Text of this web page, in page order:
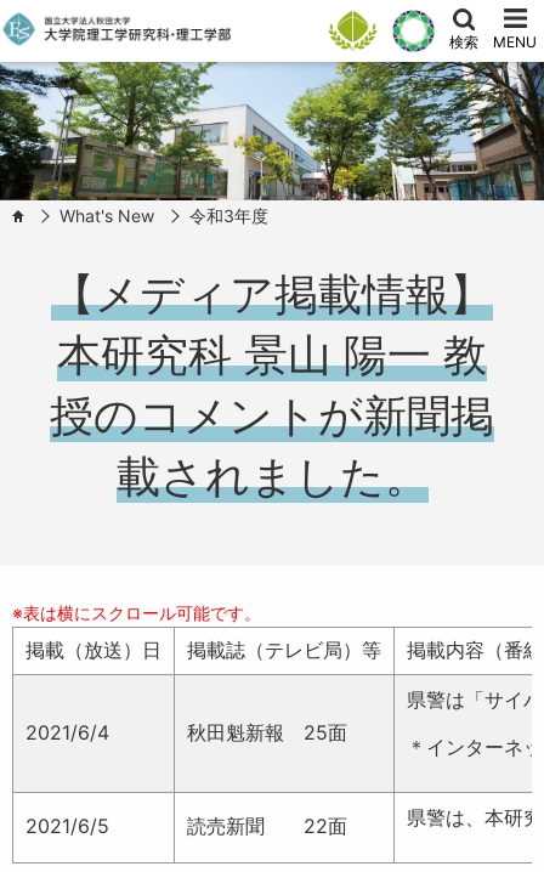
検索 MENU
HOMEWhat's New 令和3年度
【メディア掲載情報】
本研究科 景山 陽一 教
授のコメントが新聞掲
載されました。
掲載（放送）日 掲載誌（テレビ局）等 掲載内容（番
2021/6/4 秋田魁新報 25面
県警は「サイ
＊インターネ
2021/6/5 読売新聞 22面 県警は、本研